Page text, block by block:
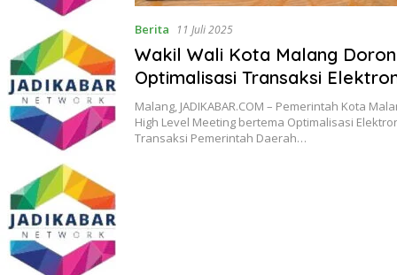
Berita 11 Juli 2025
Wakil Wali Kota Malang
Optimalisasi Transaksi
Demi Tata Kelola yang
Efisien
Malang, JADIKABAR.COM – Pemerintah Kota
High Level Meeting bertema Optimalisasi
Transaksi Pemerintah Daerah…